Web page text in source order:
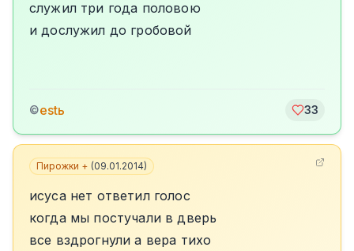
служил три года половою
и дослужил до гробовой
©estь 33
Пирожки + (09.01.2014)
исуса нет ответил голос
когда мы постучали в дверь
все вздрогнули а вера тихо